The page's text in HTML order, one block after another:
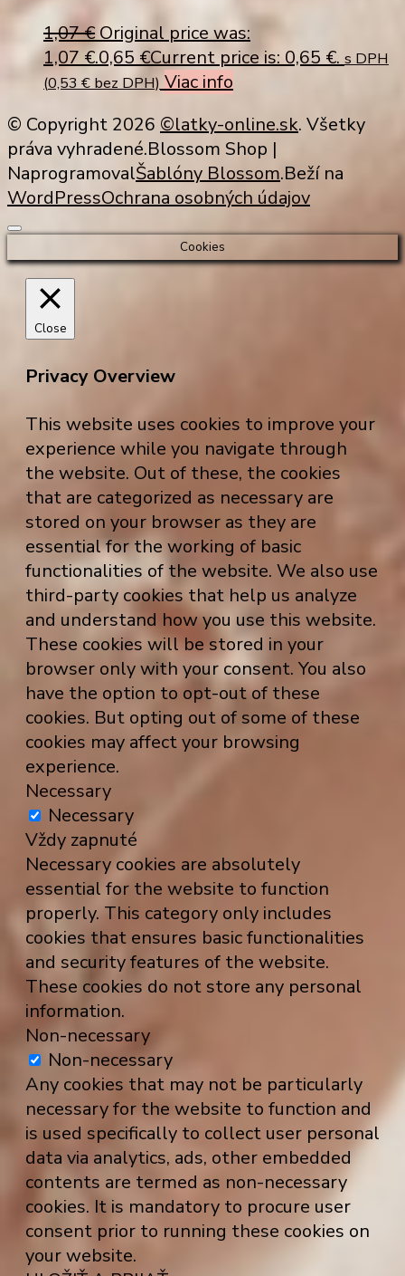
1,07€ Original price was:
1,07 €.0,65 €Current price is: 0,65 €. s DPH
(0,53 € bez DPH) Viac info
© Copyright 2026 ©latky-online.sk. Všetky
práva vyhradené.Blossom Shop |
NaprogramovalŠablóny Blossom.Beží na
WordPressOchrana osobných údajov
Cookies
Close
Privacy Overview
This website uses cookies to improve your
experience while you navigate through
the website. Out of these, the cookies
that are categorized as necessary are
stored on your browser as they are
essential for the working of basic
functionalities of the website. We also use
third-party cookies that help us analyze
and understand how you use this website.
These cookies will be stored in your
browser only with your consent. You also
have the option to opt-out of these
cookies. But opting out of some of these
cookies may affect your browsing
experience.
Necessary
Necessary
Vždy zapnuté
Necessary cookies are absolutely
essential for the website to function
properly. This category only includes
cookies that ensures basic functionalities
and security features of the website.
These cookies do not store any personal
information.
Non-necessary
Non-necessary
Any cookies that may not be particularly
necessary for the website to function and
is used specifically to collect user personal
data via analytics, ads, other embedded
contents are termed as non-necessary
cookies. It is mandatory to procure user
consent prior to running these cookies on
your website.